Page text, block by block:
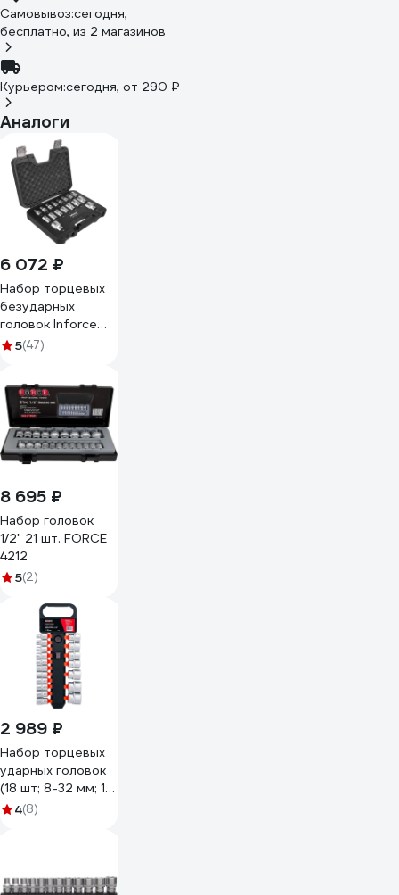
Самовывоз:сегодня,
бесплатно, из 2 магазинов
Курьером:сегодня, от 290 ₽
Аналоги
6 072 ₽
Набор торцевых
безударных
головок Inforce
(1/2"; 8-32 мм) 11-
5(47)
8 695 ₽
Набор головок
1/2" 21 шт. FORCE
4212
5(2)
2 989 ₽
Набор торцевых
ударных головок
(18 шт; 8-32 мм; 1/2
DR) Gigant G-
4(8)